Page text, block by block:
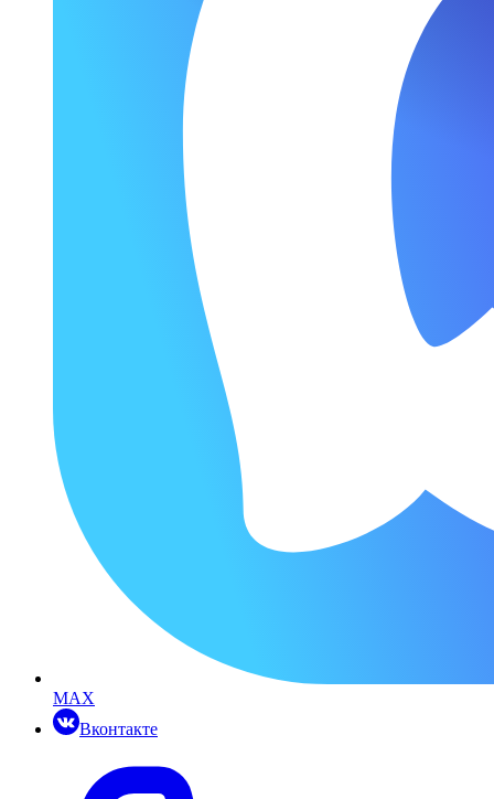
MAX
Вконтакте